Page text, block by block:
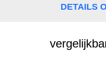
AANVRAGEN
SITEMAP
DETAILS